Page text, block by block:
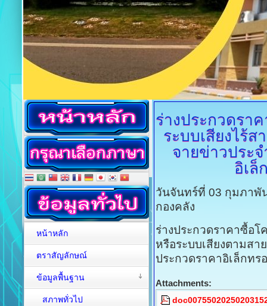
ร่างประกวดรา
ระบบเสียงไร้ส
จายข่าวประ
อิเล็
วันจันทร์ที่ 03 กุมภาพั
กองคลัง
ร่างประกวดราคาซื้อโ
หรือระบบเสียงตามส
ประกวดราคาอิเล็กทร
Attachments:
หน้าหลัก
ตราสัญลักษณ์
ข้อมูลพื้นฐาน
สภาพทั่วไป